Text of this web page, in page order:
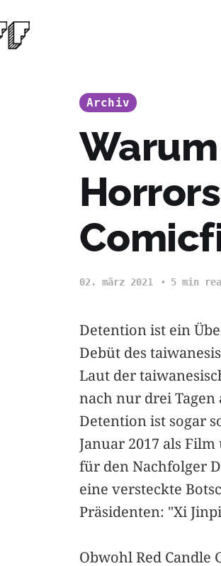
Archiv
02. märz 2021 5 min
Detention ist ein
Debüt des
Laut der
nach nur drei Tagen
Detention ist sogar
Januar 2017 als
für den Nachfolger
eine versteckte
Präsidenten: "Xi
Obwohl Red Candle